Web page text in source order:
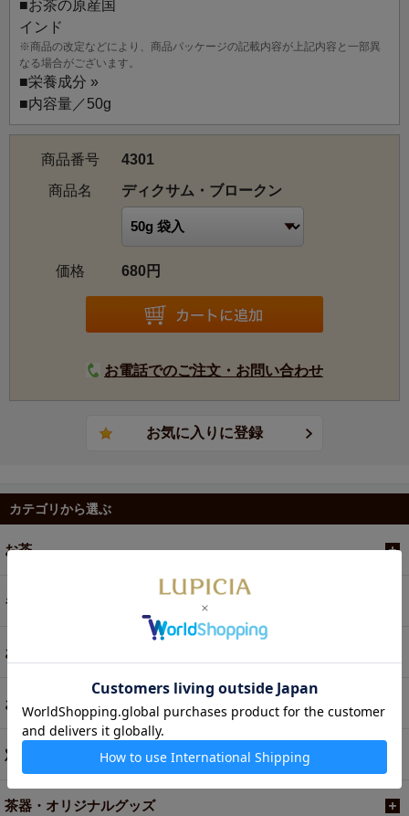
■お茶の原産国
インド
※商品の改定などにより、商品パッケージの記載内容が上記内容と一部異
なる場合がございます。
■栄養成分 »
■内容量／50g
商品番号
4301
商品名
ディクサム・ブロークン
価格 680円
お電話でのご注文・お問い合わせ
カテゴリから選ぶ
お茶
ギフト
お菓子・食品・飲料
お買い得商品
定期便
茶器・オリジナルグッズ